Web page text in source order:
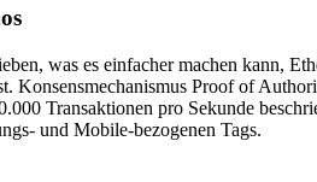
was es einfacher machen kann,
Konsensmechanismus Proof of
Transaktionen pro Sekunde
und Mobile-bezogenen Tags.